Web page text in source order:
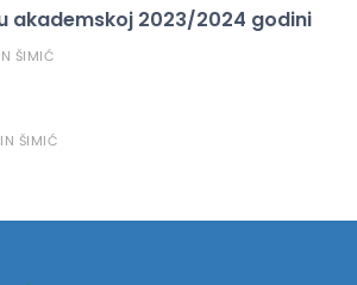
akademskoj 2023/2024 godini
ŠIMIĆ
ŠIMIĆ